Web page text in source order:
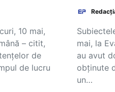
10 mai,
– citit,
de
de lucru
mai, la
au avut
obținute
un…